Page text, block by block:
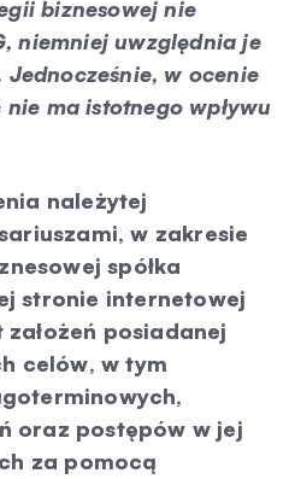
biznesowej nie
niemniej uwzględnia je
Jednocześnie, w ocenie
nie ma istotnego wpływu
należytej
w zakresie
spółka
stronie internetowej
posiadanej
celów, w tym
oraz postępów w jej
za pomocą